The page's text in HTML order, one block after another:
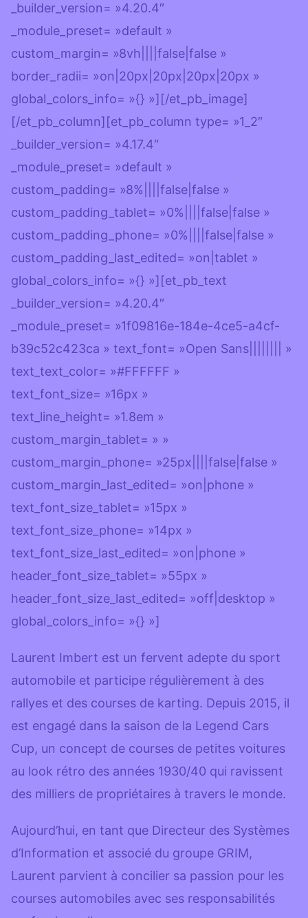
_builder_version= »4.20.4″
_module_preset= »default »
custom_margin= »8vh||||false|false »
border_radii= »on|20px|20px|20px|20px »
global_colors_info= »{} »][/et_pb_image]
[/et_pb_column][et_pb_column type= »1_2″
_builder_version= »4.17.4″
_module_preset= »default »
custom_padding= »8%||||false|false »
custom_padding_tablet= »0%||||false|false »
custom_padding_phone= »0%||||false|false »
custom_padding_last_edited= »on|tablet »
global_colors_info= »{} »][et_pb_text
_builder_version= »4.20.4″
_module_preset= »1f09816e-184e-4ce5-a4cf-
b39c52c423ca » text_font= »Open Sans|||||||| »
text_text_color= »#FFFFFF »
text_font_size= »16px »
text_line_height= »1.8em »
custom_margin_tablet= » »
custom_margin_phone= »25px||||false|false »
custom_margin_last_edited= »on|phone »
text_font_size_tablet= »15px »
text_font_size_phone= »14px »
text_font_size_last_edited= »on|phone »
header_font_size_tablet= »55px »
header_font_size_last_edited= »off|desktop »
global_colors_info= »{} »]
Laurent Imbert est un fervent adepte du sport
automobile et participe régulièrement à des
rallyes et des courses de karting. Depuis 2015, il
est engagé dans la saison de la Legend Cars
Cup, un concept de courses de petites voitures
au look rétro des années 1930/40 qui ravissent
des milliers de propriétaires à travers le monde.
Aujourd’hui, en tant que Directeur des Systèmes
d’Information et associé du groupe GRIM,
Laurent parvient à concilier sa passion pour les
courses automobiles avec ses responsabilités